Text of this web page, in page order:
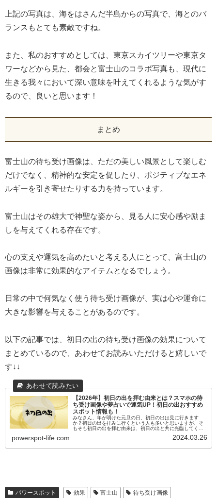
上記の写真は、海をはさんだ半島からの写真で、海とのバ
ランスもとても素敵ですね。
また、私のおすすめとしては、東京スカイツリーや東京タ
ワーなどから見た、都会と富士山のコラボ写真も、現代に
生きる我々において深い意味を叶えてくれるような気がす
るので、良いと思います！
まとめ
富士山の待ち受け画像は、ただの美しい風景として楽しむ
だけでなく、精神的な安定を促したり、ポジティブなエネ
ルギーを引き寄せたりする力を持っています。
富士山はその雄大で神聖な姿から、見る人に安心感や励ま
しを与えてくれる存在です。
心の支えや運気を高めたいと考える人にとって、富士山の
画像は非常に効果的なアイテムとなるでしょう。
日常の中で何気なく使う待ち受け画像が、実は心や運命に
大きな影響を与えることがあるのです。
以下の記事では、初日の出の待ち受け画像の効果について
まとめているので、あわせてお読みいただけると嬉しいで
す↓↓
【2026年】初日の出を拝む由来とは？スマホの待
ち受け画像や夢占いで運気UP！初日の出おすすめ
スポット情報も！
みなさん、年が明けた元旦の日、初日の出は見に行きます
か？初日の出を拝みに行くという人も多いと思いますが、そ
もそも初日の出を拝む由来は、初日の出と共に光臨してくる
powerspot-life.com 2024.03.26
パワースポット 効果 富士山 待ち受け画像